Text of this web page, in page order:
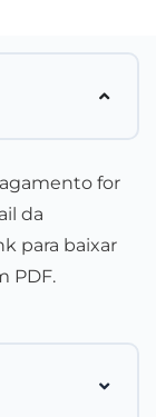
for
da
para baixar
PDF.